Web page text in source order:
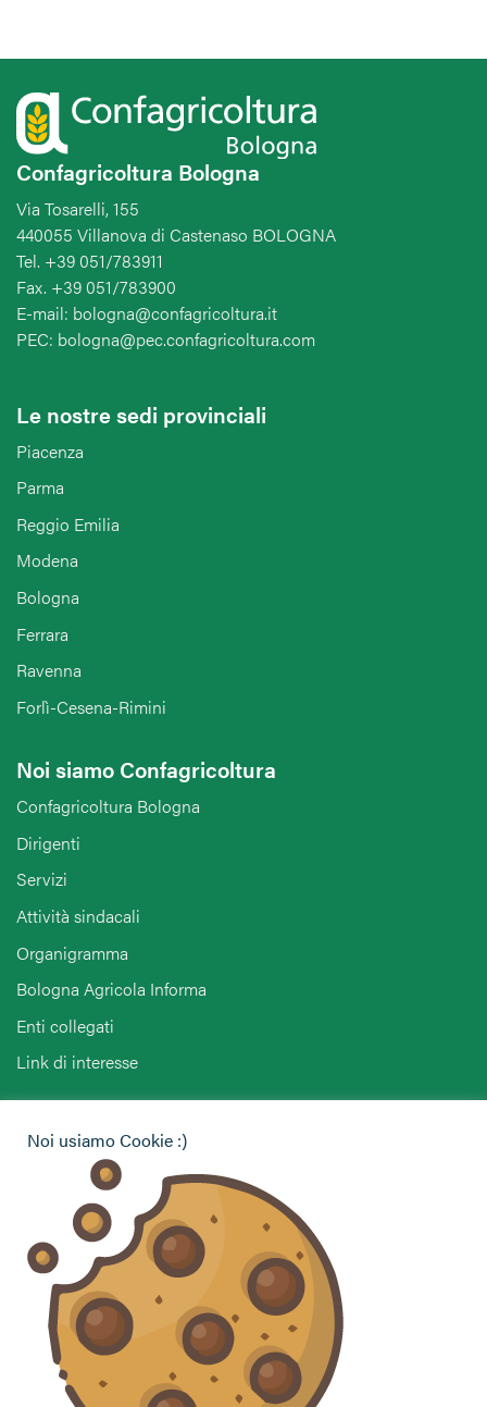
Confagricoltura Bologna
Via Tosarelli, 155
440055 Villanova di Castenaso BOLOGNA
Tel. +39 051/783911
Fax. +39 051/783900
E-mail: bologna@confagricoltura.it
PEC: bologna@pec.confagricoltura.com
Le nostre sedi provinciali
Piacenza
Parma
Reggio Emilia
Modena
Bologna
Ferrara
Ravenna
Forlì-Cesena-Rimini
Noi siamo Confagricoltura
Confagricoltura Bologna
Dirigenti
Servizi
Attività sindacali
Organigramma
Bologna Agricola Informa
Enti collegati
Link di interesse
Vuoi contattarci per ricevere assistenza, lasciare un
commento o chiedere informazioni?
CONTATTACI
Seguici sui social
Noi usiamo Cookie :)